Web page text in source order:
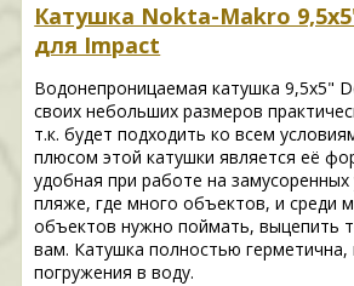
Катушка Nokta-Makro
для Impact
Водонепроницаемая катушка 9,5x5"
своих небольших размеров
т.к. будет подходить ко всем
плюсом этой катушки является её
удобная при работе на замусоренных
пляже, где много объектов, и среди
объектов нужно поймать, выцепить
вам. Катушка полностью герметична,
погружения в воду.